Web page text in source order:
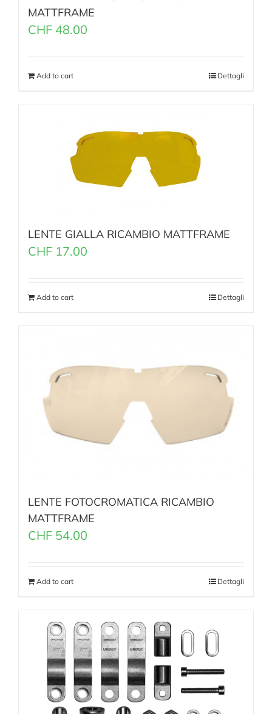
MATTFRAME
CHF 48.00
Add to cart Dettagli
LENTE GIALLA RICAMBIO MATTFRAME
CHF 17.00
Add to cart Dettagli
LENTE FOTOCROMATICA RICAMBIO
MATTFRAME
CHF 54.00
Add to cart Dettagli